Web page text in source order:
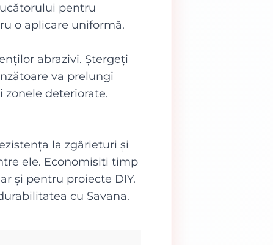
pentru
o aplicare uniformă.
abrazivi. Ștergeți
va prelungi
zonele deteriorate.
la zgârieturi și
ele. Economisiți timp
și pentru proiecte DIY.
cu Savana.